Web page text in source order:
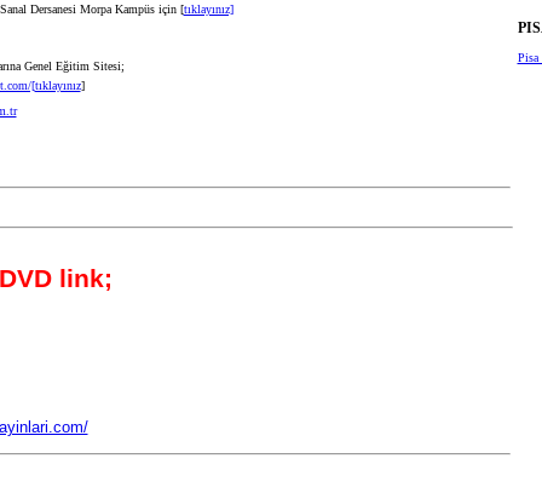
Dersanesi Morpa Kampüs için [tıklayınız]
Genel Eğitim Sitesi;
[tıklayınız]
link;